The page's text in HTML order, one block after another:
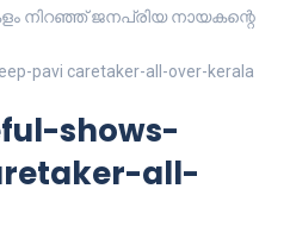
നിറഞ്ഞ് ജനപ്രിയ നായകന്റെ
pavi caretaker-all-over-kerala
shows-
all-